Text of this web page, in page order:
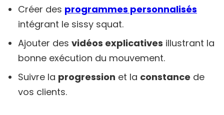
Créer des programmes personnalisés
intégrant le sissy squat.
Ajouter des vidéos explicatives illustrant la
bonne exécution du mouvement.
Suivre la progression et la constance de
vos clients.